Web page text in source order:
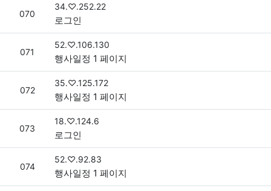
번호
070
접속자
34.♡.252.22
로그인
번호
071
접속자
52.♡.106.130
행사일정 1 페이지
번호
072
접속자
35.♡.125.172
행사일정 1 페이지
번호
073
접속자
18.♡.124.6
로그인
번호
074
접속자
52.♡.92.83
행사일정 1 페이지